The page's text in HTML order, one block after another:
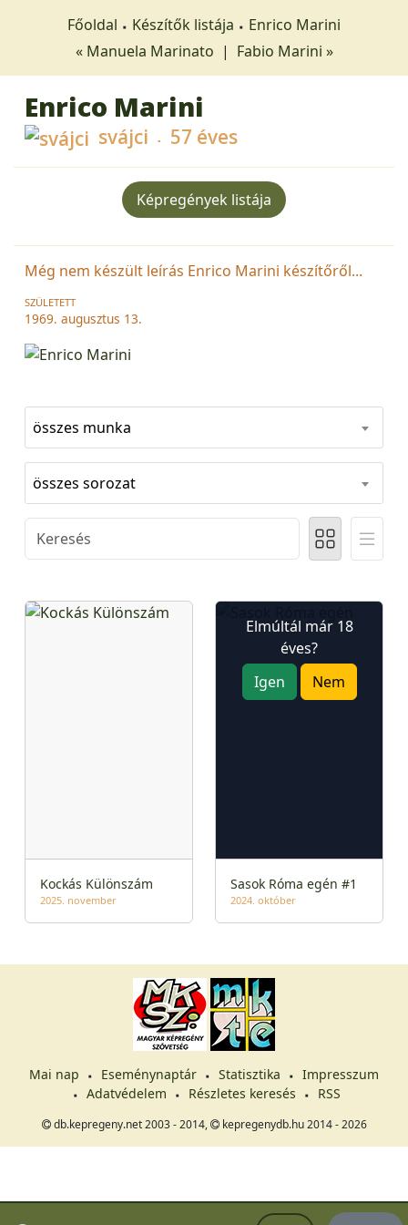
Főoldal Készítők listája
Enrico Marini
« Manuela Marinato | Fabio Marini »
Enrico Marini
svájci 57 éves
Képregények listája
Még nem készült leírás Enrico Marini készítőről...
SZÜLETETT
1969. augusztus 13.
összes munka
összes sorozat
Kockás Különszám
2025. november
Elmúltál már 18
éves?
Igen
Nem
Sasok Róma egén #1
2024. október
Mai nap Eseménynaptár Statisztika
Impresszum
Adatvédelem
Részletes keresés RSS
db.kepregeny.net 2003 - 2014, kepregenydb.hu 2014 - 2026